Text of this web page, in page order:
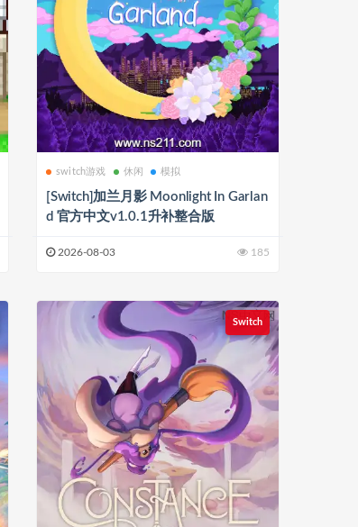
switch游戏 休闲 模拟
[Switch]加兰月影 Moonlight In Garlan
d 官方中文v1.0.1升补整合版
2026-08-03 185
Switch